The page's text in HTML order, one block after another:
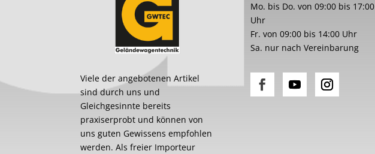
Viele der angebotenen Artikel
sind durch uns und
Gleichgesinnte bereits
praxiserprobt und können von
uns guten Gewissens empfohlen
werden. Als freier Importeur
Mo. bis Do. von 09:00 bis 17:00
Uhr
Fr. von 09:00 bis 14:00 Uhr
Sa. nur nach Vereinbarung